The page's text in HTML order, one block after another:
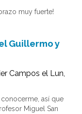
muy fuerte!
Guillermo y
Campos el Lun,
así que
Miguel San